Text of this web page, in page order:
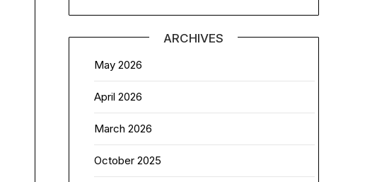
ARCHIVES
May 2026
April 2026
March 2026
October 2025